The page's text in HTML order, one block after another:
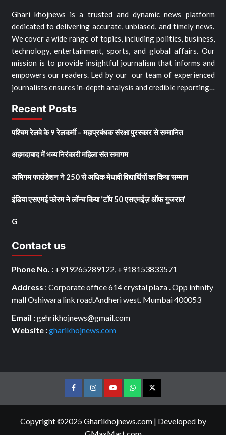
Ghari khojnews is a trusted and dynamic news platform
dedicated to delivering accurate, unbiased, and timely news.
We cover a wide range of topics, including politics, business,
technology, entertainment, sports, and global affairs. Our
mission is to provide insightful journalism that informs and
empowers our readers. Led by our our team of experienced
journalists ensures in-depth analysis and credible reporting…
Recent Posts
पश्चिम रेलवे के 9 रेलकर्मी – महाप्रबंधक संरक्षा पुरस्कार से सम्मानित
अहमदाबाद में भव्य निरंकारी महिला संत समागम
अभिगम फाउंडेशन ने 250 से अधिक मेधावी विद्यार्थियों का किया सम्मान
इंडिया एसएमई फोरम ने लॉन्च किया ‘टॉप 50 एसएमईज़ ऑफ गुजरात’
G
Contact us
Phone No. : +919265289122, +918153833571
Address : Corporate office 614 crystal plaza . Opp infinity
mall Oshiwara link road.Andheri west. Mumbai 400053
Email :gehrikhojnews@gmail.com
Website :gharikhojnews.com
FacebookInstagramyoutubeWhatsTwitter
Copyright ©2025 Gharikhojnews.com | Developed by